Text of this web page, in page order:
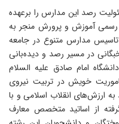
رصد این مدارس را برعهده
آموزش و پرورش منجر به
مدارس متنوع در جامعه
در مسیر رصد و دیده‌بانی
امام صادق علیه السلام
خویش در تربیت نیروی
ارزش‌های انقلاب اسلامی و با
از اساتید متخصص معارف